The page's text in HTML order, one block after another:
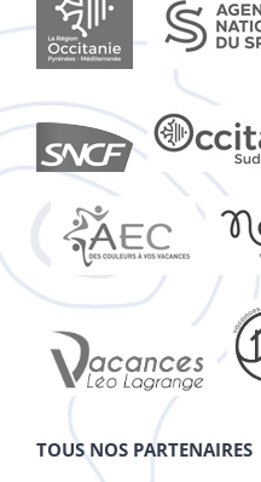
TOUS NOS PARTENAIRES